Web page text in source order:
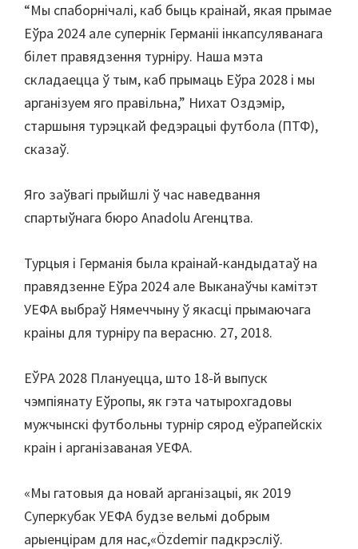
Віла
-парк
“Мы спаборнічалі, каб быць краінай, якая прымае
Еўра 2024 але супернік Германіі інкапсуляванага
білет правядзення турніру. Наша мэта
складаецца ў тым, каб прымаць Еўра 2028 і мы
арганізуем яго правільна,” Нихат Оздэмір,
старшыня турэцкай федэрацыі футбола (ПТФ),
сказаў.
Яго заўвагі прыйшлі ў час наведвання
спартыўнага бюро Anadolu Агенцтва.
Турцыя і Германія была краінай-кандыдатаў на
правядзенне Еўра 2024 але Выканаўчы камітэт
УЕФА выбраў Нямеччыну ў якасці прымаючага
краіны для турніру па верасню. 27, 2018.
ЕЎРА 2028 Плануецца, што 18-й выпуск
чэмпіянату Еўропы, як гэта чатырохгадовы
мужчынскі футбольны турнір сярод еўрапейскіх
краін і арганізаваная УЕФА.
«Мы гатовыя да новай арганізацыі, як 2019
Суперкубак УЕФА будзе вельмі добрым
арыенцірам для нас,«Özdemir падкрэсліў.